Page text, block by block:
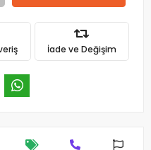
İade ve Değişim